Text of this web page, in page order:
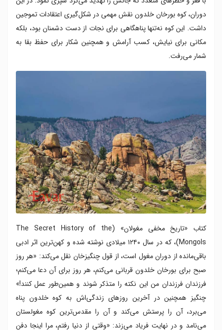
دوران، کوه بورخان خلدون نقش مهمی در شکل‌گیری اعتقادات تموجین
داشت. این کوه نه‌تنها پناهگاهی برای نجات از دست دشمنان بود، بلکه
مکانی برای نیایش، کسب آرامش و همچنین شکار برای حفظ بقا به
شمار می‌رفت.
کتاب «تاریخ مخفی مغولان» (The Secret History of the
Mongols)، که در سال ۱۲۴۰ میلادی نوشته شده و کهن‌ترین اثر ادبی
باقی‌مانده از دوران مغول است، از قول چنگیزخان نقل می‌کند: «هر روز
صبح برای بورخان خلدون قربانی می‌کنم، هر روز برای آن دعا می‌کنم؛
فرزندان فرزندان من این نکته را متذکر شوند و همین‌طور عمل کنند!»
چنگیز همچنین در آخرین روزهای زندگی‌اش به کوه خلدون پناه
می‌برد، آن را پرستش می‌کند و آن را مقدس‌ترین کوه مغولستان
می‌نامد و در نهایت فریاد می‌زند: «وقتی از دنیا رفتم، مرا اینجا دفن